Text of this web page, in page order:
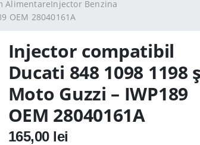
AlimentareInjector Benzina
OEM 28040161A
Injector compatibil
Ducati 848 1098 1198
Moto Guzzi – IWP189
OEM 28040161A
165,00 lei